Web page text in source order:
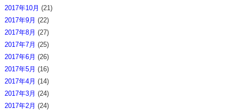
2017年10月 (21)
2017年9月 (22)
2017年8月 (27)
2017年7月 (25)
2017年6月 (26)
2017年5月 (16)
2017年4月 (14)
2017年3月 (24)
2017年2月 (24)